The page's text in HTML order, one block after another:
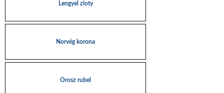
Lengyel zloty
Norvég korona
Orosz rubel